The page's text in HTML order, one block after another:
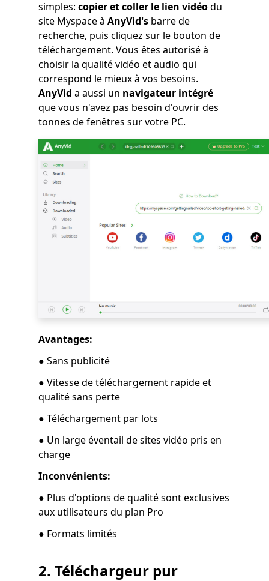
simples: copier et coller le lien vidéodu
site Myspace à AnyVid's barre de
recherche, puis cliquez sur le bouton de
téléchargement. Vous êtes autorisé à
choisir la qualité vidéo et audio qui
correspond le mieux à vos besoins.
AnyVid a aussi un navigateur intégré
que vous n'avez pas besoin d'ouvrir des
tonnes de fenêtres sur votre PC.
Avantages:
● Sans publicité
● Vitesse de téléchargement rapide et
qualité sans perte
● Téléchargement par lots
● Un large éventail de sites vidéo pris en
charge
Inconvénients:
● Plus d'options de qualité sont exclusives
aux utilisateurs du plan Pro
● Formats limités
2. Téléchargeur pur